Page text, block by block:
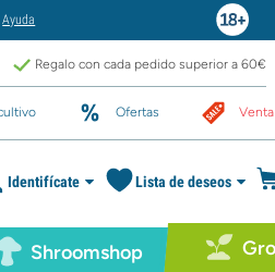
Ayuda
Regalo con cada pedido superior a 60€
Ofertas Venta
Identifícate Lista de deseos
Shroomshop